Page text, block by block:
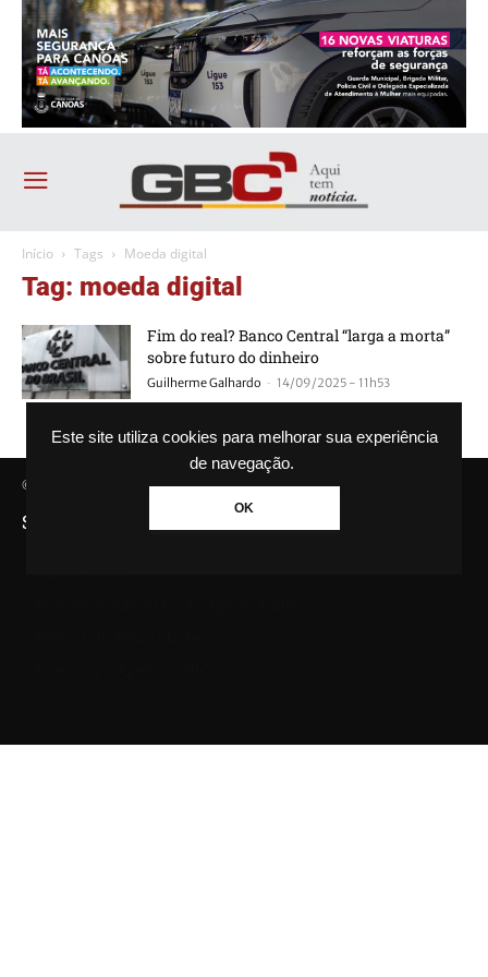
Este site utiliza cookies para melhorar sua experiência
de navegação.
OK
Início Tags Moeda digital
Tag: moeda digital
Fim do real? Banco Central “larga a morta”
sobre futuro do dinheiro
Guilherme Galhardo - 14/09/2025 - 11h53
© Agência GBC. Aqui tem notícia. Todos os direitos reservados.
SAIBA MAIS SOBRE A AGÊNCIA GBC